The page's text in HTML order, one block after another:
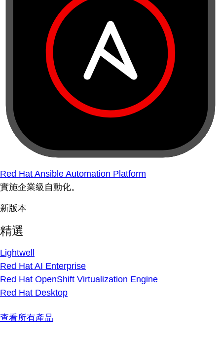
Red Hat Ansible Automation Platform
實施企業級自動化。
新版本
精選
Lightwell
Red Hat AI Enterprise
Red Hat OpenShift Virtualization Engine
Red Hat Desktop
查看所有產品